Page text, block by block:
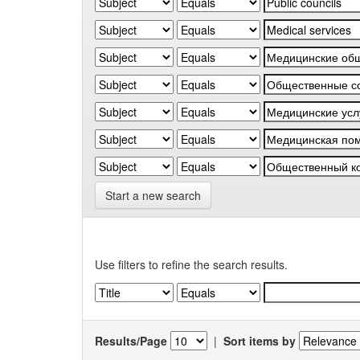
Start a new search
Use filters to refine the search results.
Results/Page | Sort items by